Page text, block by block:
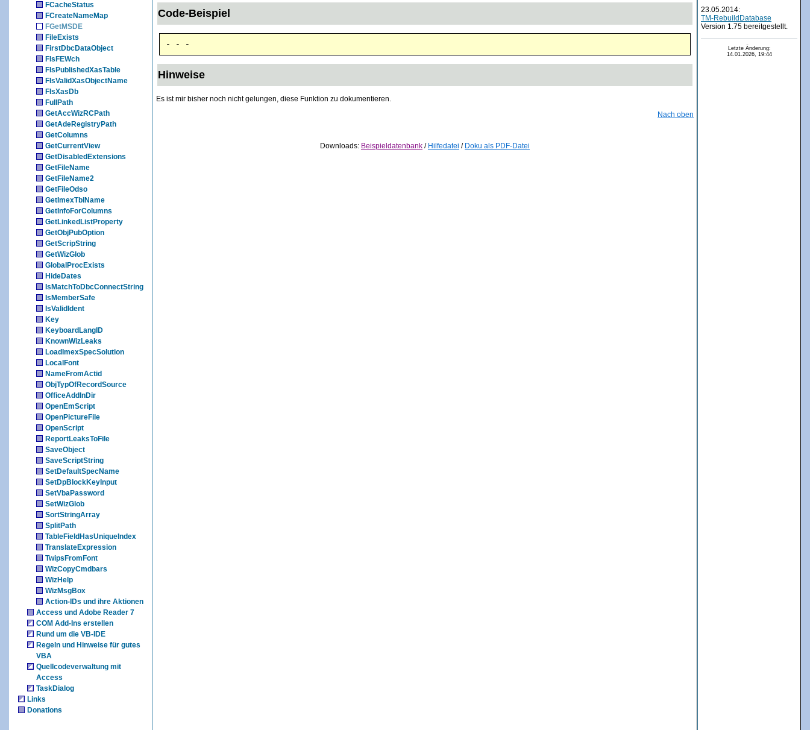
FCacheStatus
FCreateNameMap
FGetMSDE
FileExists
FirstDbcDataObject
FIsFEWch
FIsPublishedXasTable
FIsValidXasObjectName
FIsXasDb
FullPath
GetAccWizRCPath
GetAdeRegistryPath
GetColumns
GetCurrentView
GetDisabledExtensions
GetFileName
GetFileName2
GetFileOdso
GetImexTblName
GetInfoForColumns
GetLinkedListProperty
GetObjPubOption
GetScripString
GetWizGlob
GlobalProcExists
HideDates
IsMatchToDbcConnectString
IsMemberSafe
IsValidIdent
Key
KeyboardLangID
KnownWizLeaks
LoadImexSpecSolution
LocalFont
NameFromActid
ObjTypOfRecordSource
OfficeAddInDir
OpenEmScript
OpenPictureFile
OpenScript
ReportLeaksToFile
SaveObject
SaveScriptString
SetDefaultSpecName
SetDpBlockKeyInput
SetVbaPassword
SetWizGlob
SortStringArray
SplitPath
TableFieldHasUniqueIndex
TranslateExpression
TwipsFromFont
WizCopyCmdbars
WizHelp
WizMsgBox
Action-IDs und ihre Aktionen
Access und Adobe Reader 7
COM Add-Ins erstellen
Rund um die VB-IDE
Regeln und Hinweise für gutes
VBA
Quellcodeverwaltung mit
Access
TaskDialog
Links
Donations
Code-Beispiel
- - -
Hinweise
Es ist mir bisher noch nicht gelungen, diese Funktion zu dokumentieren.
Nach oben
Downloads: Beispieldatenbank / Hilfedatei / Doku als PDF-Datei
23.05.2014:
TM-RebuildDatabase
Version 1.75 bereitgestellt.
Letzte Änderung:
14.01.2026, 19:44